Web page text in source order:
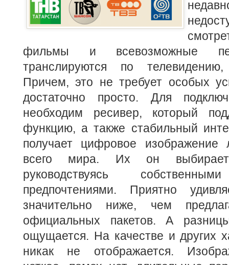
фильмы и всевозможные
транслируются по
Причем, это не требует особых
достаточно просто. Для
необходим ресивер, который
функцию, а также стабильный
получает цифровое
всего мира. Их он выбирает
руководствуясь
предпочтениями. Приятно
значительно ниже, чем
официальных пакетов. А
ощущается. На качестве и других
никак не отображается.